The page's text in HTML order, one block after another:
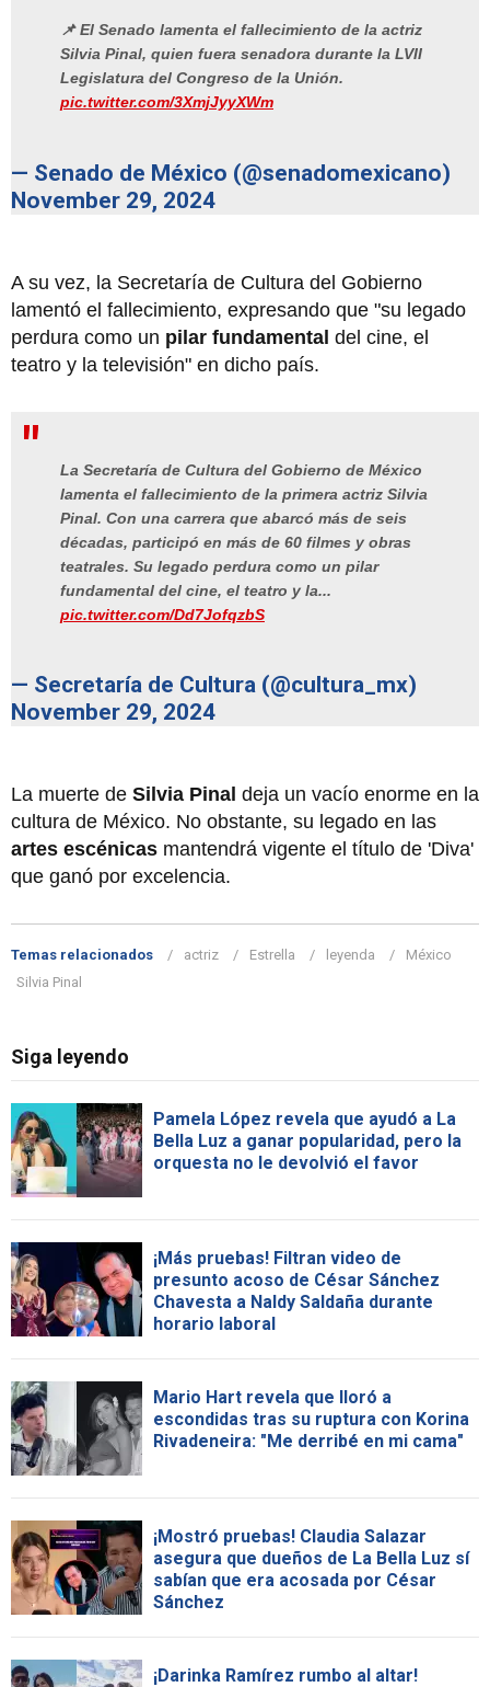
📌 El Senado lamenta el fallecimiento de la actriz
Silvia Pinal, quien fuera senadora durante la LVII
Legislatura del Congreso de la Unión.
pic.twitter.com/3XmjJyyXWm
— Senado de México (@senadomexicano)
November 29, 2024
A su vez, la Secretaría de Cultura del Gobierno
lamentó el fallecimiento, expresando que "su legado
perdura como un pilar fundamental del cine, el
teatro y la televisión" en dicho país.
La Secretaría de Cultura del Gobierno de México
lamenta el fallecimiento de la primera actriz Silvia
Pinal. Con una carrera que abarcó más de seis
décadas, participó en más de 60 filmes y obras
teatrales. Su legado perdura como un pilar
fundamental del cine, el teatro y la...
pic.twitter.com/Dd7JofqzbS
— Secretaría de Cultura (@cultura_mx)
November 29, 2024
La muerte de Silvia Pinal deja un vacío enorme en la
cultura de México. No obstante, su legado en las
artes escénicas mantendrá vigente el título de 'Diva'
que ganó por excelencia.
Temas relacionados actriz Estrella leyenda
México
Silvia Pinal
Siga leyendo
Pamela López revela que ayudó a La
Bella Luz a ganar popularidad, pero la
orquesta no le devolvió el favor
¡Más pruebas! Filtran video de
presunto acoso de César Sánchez
Chavesta a Naldy Saldaña durante
horario laboral
Mario Hart revela que lloró a
escondidas tras su ruptura con Korina
Rivadeneira: "Me derribé en mi cama"
¡Mostró pruebas! Claudia Salazar
asegura que dueños de La Bella Luz sí
sabían que era acosada por César
Sánchez
¡Darinka Ramírez rumbo al altar!